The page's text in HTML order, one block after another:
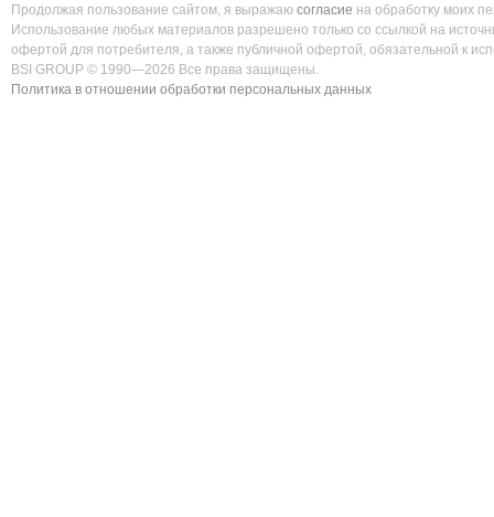
Продолжая пользование сайтом, я выражаю согласие на обработку моих
Использование любых материалов разрешено только со ссылкой на
офертой для потребителя, а также публичной офертой, обязательной к
BSI GROUP © 1990—2026 Все права защищены.
Политика в отношении обработки персональных данных